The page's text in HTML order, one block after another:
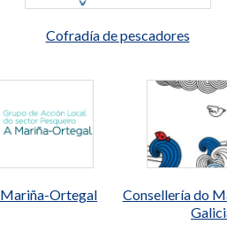
Cofradía de pescadores
Ortegal
Consellería do